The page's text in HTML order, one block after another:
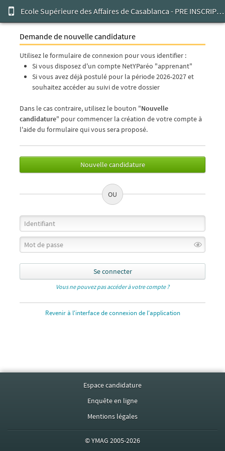
Ecole Supérieure des Affaires de Casablanca - PRE INSCRIPTION EN LIGNE
Demande de nouvelle candidature
Utilisez le formulaire de connexion pour vous identifier :
Si vous disposez d'un compte NetYParéo "apprenant"
Si vous avez déjà postulé pour la période 2026-2027 et
souhaitez accéder au suivi de votre dossier
Dans le cas contraire, utilisez le bouton "Nouvelle
candidature" pour commencer la création de votre compte à
l'aide du formulaire qui vous sera proposé.
Nouvelle candidature
Se connecter
Vous ne pouvez pas accéder à votre compte ?
Revenir à l'interface de connexion de l'application
Espace candidature
Enquête en ligne
Mentions légales
©YMAG 2005-2026